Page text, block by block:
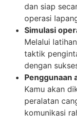
dan siap
operasi
Simulasi
Melalui
taktik
dengan
Penggunaan
Kamu akan
peralatan
komunikasi